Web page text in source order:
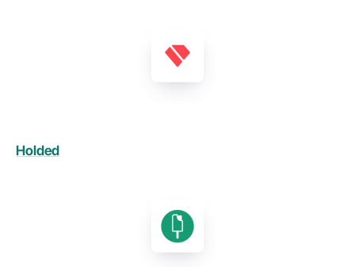
Holded